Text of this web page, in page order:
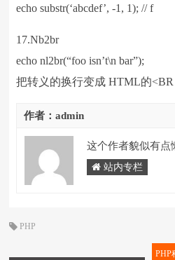
echo substr(‘abcdef’, -1, 1); // f
17.Nb2br
echo nl2br(“foo isn’t\n bar”);
把转义的换行变成 HTML的<BR
作者：admin
这个作者貌似有点
站内专栏
PHP
PHP